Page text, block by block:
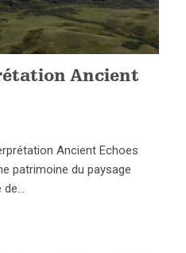
Ancient
Ancient Echoes
patrimoine du paysage
de…